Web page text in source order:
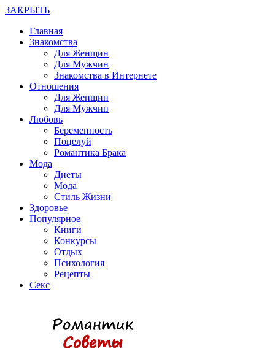
ЗАКРЫТЬ
Главная
Знакомства
Для Женщин
Для Мужчин
Знакомства в Интернете
Отношения
Для Женщин
Для Мужчин
Любовь
Беременность
Поцелуй
Романтика Брака
Мода
Диеты
Мода
Стиль Жизни
Здоровье
Популярное
Книги
Конкурсы
Отдых
Психология
Рецепты
Секс